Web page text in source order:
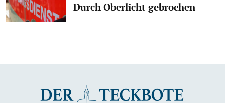
Durch Oberlicht gebrochen